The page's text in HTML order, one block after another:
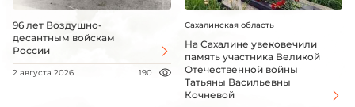
96 лет Воздушно-
десантным войскам
России
2 августа 2026 190
Сахалинская область
На Сахалине увековечили
память участника Великой
Отечественной войны
Татьяны Васильевны
Кочневой